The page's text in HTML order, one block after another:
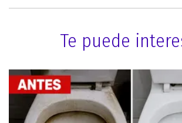
Te puede